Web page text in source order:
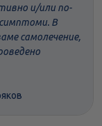
и/или по-
симптоми. В
самолечение,